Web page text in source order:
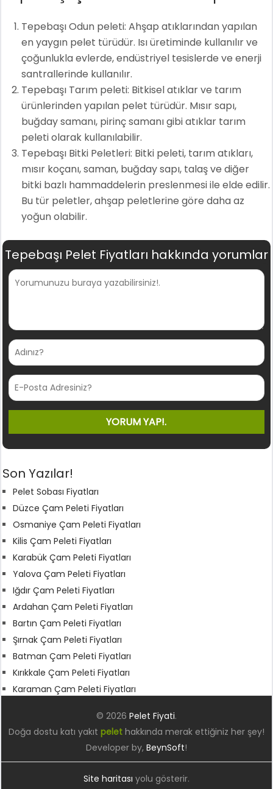
Tepebaşı Odun peleti: Ahşap atıklarından yapılan
en yaygın pelet türüdür. Isı üretiminde kullanılır ve
çoğunlukla evlerde, endüstriyel tesislerde ve enerji
santrallerinde kullanılır.
Tepebaşı Tarım peleti: Bitkisel atıklar ve tarım
ürünlerinden yapılan pelet türüdür. Mısır sapı,
buğday samanı, pirinç samanı gibi atıklar tarım
peleti olarak kullanılabilir.
Tepebaşı Bitki Peletleri: Bitki peleti, tarım atıkları,
mısır koçanı, saman, buğday sapı, talaş ve diğer
bitki bazlı hammaddelerin preslenmesi ile elde edilir.
Bu tür peletler, ahşap peletlerine göre daha az
yoğun olabilir.
Tepebaşı Pelet Fiyatları hakkında yorumlar
Son Yazılar!
Pelet Sobası Fiyatları
Düzce Çam Peleti Fiyatları
Osmaniye Çam Peleti Fiyatları
Kilis Çam Peleti Fiyatları
Karabük Çam Peleti Fiyatları
Yalova Çam Peleti Fiyatları
Iğdır Çam Peleti Fiyatları
Ardahan Çam Peleti Fiyatları
Bartın Çam Peleti Fiyatları
Şırnak Çam Peleti Fiyatları
Batman Çam Peleti Fiyatları
Kırıkkale Çam Peleti Fiyatları
Karaman Çam Peleti Fiyatları
© 2026 Pelet Fiyati.
Doğa dostu katı yakıt pelethakkında merak ettiğiniz her şey!
Developer by, BeynSoft!
Site haritası yolu gösterir.